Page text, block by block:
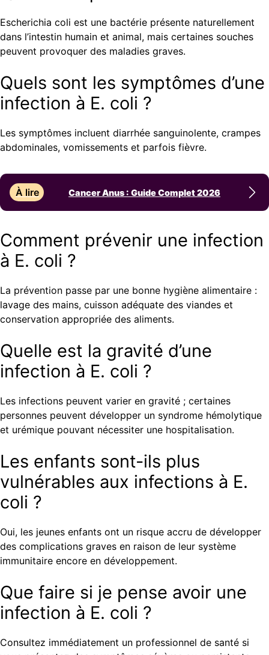
Escherichia coli est une bactérie présente naturellement
dans l’intestin humain et animal, mais certaines souches
peuvent provoquer des maladies graves.
Quels sont les symptômes d’une
infection à E. coli ?
Les symptômes incluent diarrhée sanguinolente, crampes
abdominales, vomissements et parfois fièvre.
À lire Cancer Anus : Guide Complet 2026
Comment prévenir une infection
à E. coli ?
La prévention passe par une bonne hygiène alimentaire :
lavage des mains, cuisson adéquate des viandes et
conservation appropriée des aliments.
Quelle est la gravité d’une
infection à E. coli ?
Les infections peuvent varier en gravité ; certaines
personnes peuvent développer un syndrome hémolytique
et urémique pouvant nécessiter une hospitalisation.
Les enfants sont-ils plus
vulnérables aux infections à E.
coli ?
Oui, les jeunes enfants ont un risque accru de développer
des complications graves en raison de leur système
immunitaire encore en développement.
Que faire si je pense avoir une
infection à E. coli ?
Consultez immédiatement un professionnel de santé si